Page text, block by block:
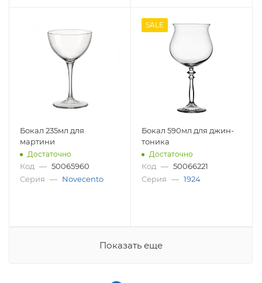
Бокал 235мл для
мартини
Достаточно
Код — 50065960
Серия — Novecento
SALE
Бокал 590мл для джин-
тоника
Достаточно
Код — 50066221
Серия — 1924
Показать еще